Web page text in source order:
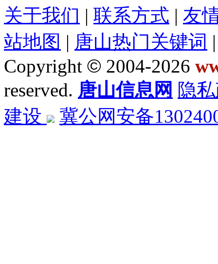
关于我们 | 联系方式 | 友
站地图 | 唐山热门关键词
Copyright © 2004-2026
reserved. 唐山信息网 隐
建设
冀公网安备